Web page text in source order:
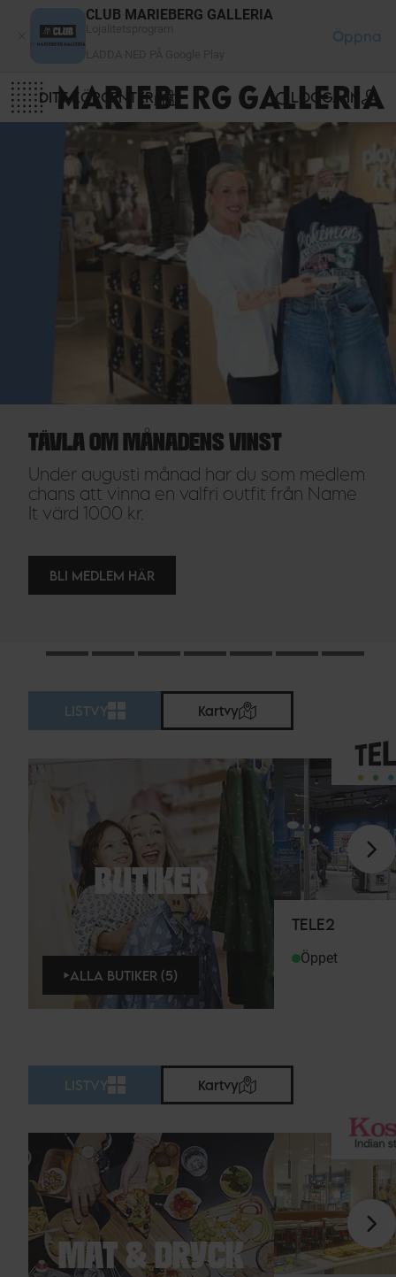
CLUB MARIEBERG GALLERIA
Öppna
DITT KÖPCENTER LOGGA IN
TÄVLA OM MÅNADENS VINST
Under augusti månad har du som medlem
chans att vinna en valfri outfit från Name
It värd 1000 kr.
BLI MEDLEM HÄR
LISTVY Kartvy
BUTIKER
ALLA BUTIKER (5)
TELE2
Öppet
LISTVY Kartvy
MAT & DRYCK
Cookie- hanteringspanel